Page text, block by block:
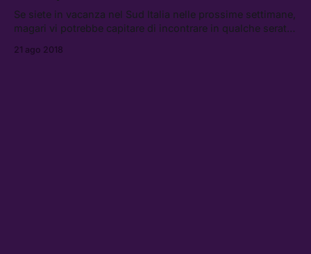
Se siete in vacanza nel Sud Italia nelle prossime settimane,
magari vi potrebbe capitare di incontrare in qualche serata
21 ago 2018